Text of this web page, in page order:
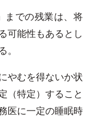
までの残業は、将
可能性もあるとし
やむを得ないか状
（特定）すること
医に一定の睡眠時